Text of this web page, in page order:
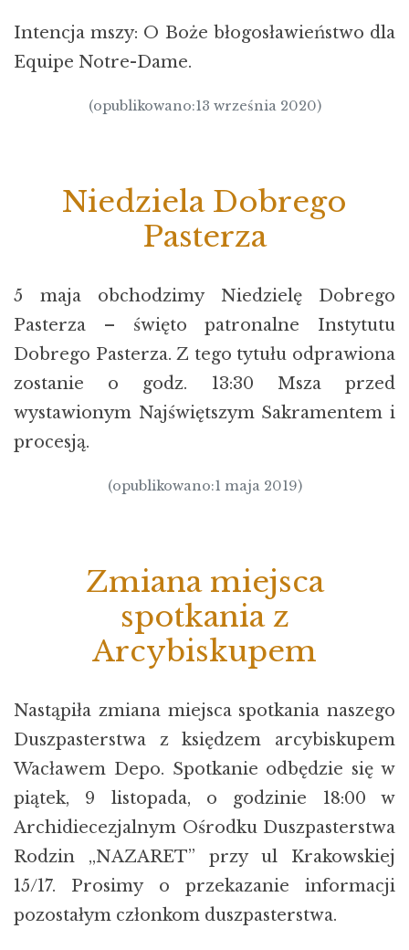
Intencja mszy: O Boże błogosławieństwo dla
Equipe Notre-Dame.
(opublikowano:13 września 2020)
Niedziela Dobrego
Pasterza
5 maja obchodzimy Niedzielę Dobrego
Pasterza – święto patronalne Instytutu
Dobrego Pasterza. Z tego tytułu odprawiona
zostanie o godz. 13:30 Msza przed
wystawionym Najświętszym Sakramentem i
procesją.
(opublikowano:1 maja 2019)
Zmiana miejsca
spotkania z
Arcybiskupem
Nastąpiła zmiana miejsca spotkania naszego
Duszpasterstwa z księdzem arcybiskupem
Wacławem Depo. Spotkanie odbędzie się w
piątek, 9 listopada, o godzinie 18:00 w
Archidiecezjalnym Ośrodku Duszpasterstwa
Rodzin „NAZARET” przy ul Krakowskiej
15/17. Prosimy o przekazanie informacji
pozostałym członkom duszpasterstwa.